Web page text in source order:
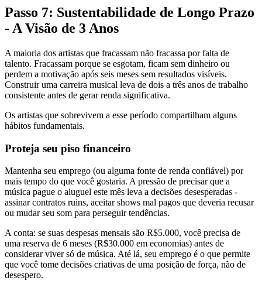
Passo 7: Sustentabilidade de Longo Prazo
- A Visão de 3 Anos
A maioria dos artistas que fracassam não fracassa por falta de
talento. Fracassam porque se esgotam, ficam sem dinheiro ou
perdem a motivação após seis meses sem resultados visíveis.
Construir uma carreira musical leva de dois a três anos de trabalho
consistente antes de gerar renda significativa.
Os artistas que sobrevivem a esse período compartilham alguns
hábitos fundamentais.
Proteja seu piso financeiro
Mantenha seu emprego (ou alguma fonte de renda confiável) por
mais tempo do que você gostaria. A pressão de precisar que a
música pague o aluguel este mês leva a decisões desesperadas -
assinar contratos ruins, aceitar shows mal pagos que deveria recusar
ou mudar seu som para perseguir tendências.
A conta: se suas despesas mensais são R$5.000, você precisa de
uma reserva de 6 meses (R$30.000 em economias) antes de
considerar viver só de música. Até lá, seu emprego é o que permite
que você tome decisões criativas de uma posição de força, não de
desespero.